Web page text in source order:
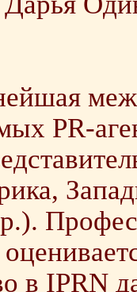
PR-
в IPRN